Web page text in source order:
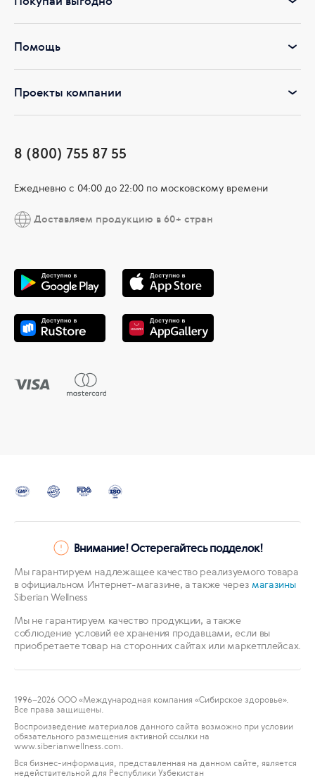
Помощь
Проекты компании
8 (800) 755 87 55
Ежедневно c 04:00 до 22:00 по московскому времени
Доставляем продукцию в 60+ стран
Внимание! Остерегайтесь подделок!
Мы гарантируем надлежащее качество реализуемого товара
в официальном Интернет-магазине, а также через магазины
Siberian Wellness
Мы не гарантируем качество продукции, а также
соблюдение условий ее хранения продавцами, если вы
приобретаете товар на сторонних сайтах или маркетплейсах.
1996–2026 ООО «Международная компания «Сибирское здоровье».
Все права защищены.
Воспроизведение материалов данного сайта возможно при условии
обязательного размещения активной ссылки на
www.siberianwellness.com.
Вся бизнес-информация, представленная на данном сайте, является
недействительной для Республики Узбекистан